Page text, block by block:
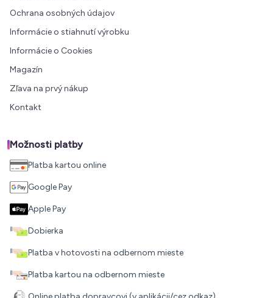
Ochrana osobných údajov
Informácie o stiahnutí výrobku
Informácie o Cookies
Magazín
Zľava na prvý nákup
Kontakt
Možnosti platby
Platba kartou online
Google Pay
Apple Pay
Dobierka
Platba v hotovosti na odbernom mieste
Platba kartou na odbernom mieste